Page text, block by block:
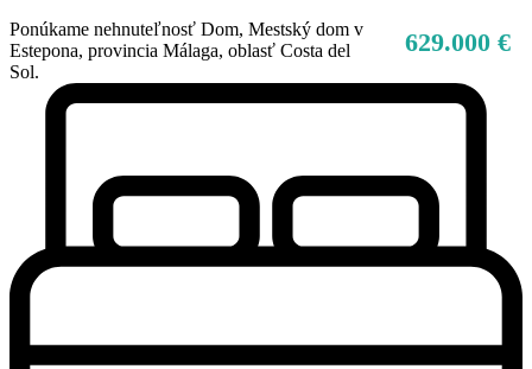
629.000 €
Ponúkame nehnuteľnosť Dom, Mestský dom v
Estepona, provincia Málaga, oblasť Costa del
Sol.